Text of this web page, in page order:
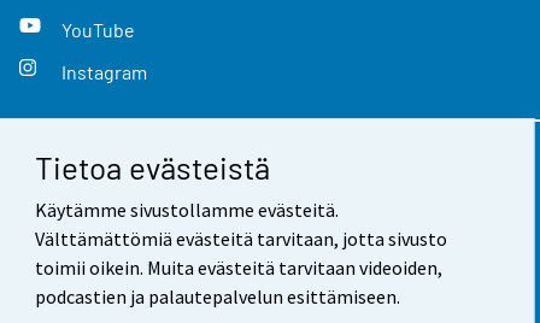
Tietoa evästeistä
Käytämme sivustollamme evästeitä.
Välttämättömiä evästeitä tarvitaan, jotta sivusto
toimii oikein. Muita evästeitä tarvitaan videoiden,
podcastien ja palautepalvelun esittämiseen.
YouTube
Instagram
Yhteystiedot
Palaute
Käyttöehdot